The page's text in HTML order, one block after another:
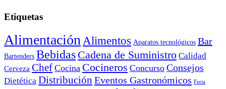
Etiquetas
Alimentación Alimentos Aparatos tecnológicos Bar
Bartenders Bebidas Cadena de Suministro Calidad
Cerveza Chef Cocina Cocineros Concurso Consejos
Dietética Distribución Eventos Gastronómicos Feria